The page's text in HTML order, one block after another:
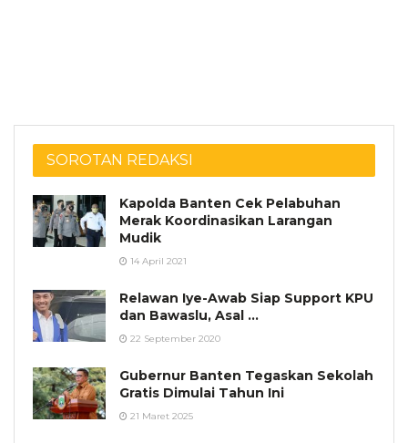
SOROTAN REDAKSI
Kapolda Banten Cek Pelabuhan
Merak Koordinasikan Larangan
Mudik
14 April 2021
Relawan Iye-Awab Siap Support KPU
dan Bawaslu, Asal …
22 September 2020
Gubernur Banten Tegaskan Sekolah
Gratis Dimulai Tahun Ini
21 Maret 2025